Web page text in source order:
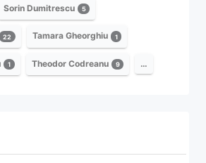
Sorin Dumitrescu 5
22 Tamara Gheorghiu 1
1 Theodor Codreanu 9 …